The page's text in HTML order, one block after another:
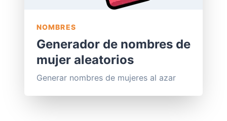
NOMBRES
Generador de nombres de
mujer aleatorios
Generar nombres de mujeres al azar